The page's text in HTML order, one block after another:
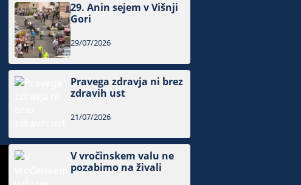
29. Anin sejem v Višnji
Gori
29/07/2026
Pravega zdravja ni brez
zdravih ust
21/07/2026
V vročinskem valu ne
pozabimo na živali